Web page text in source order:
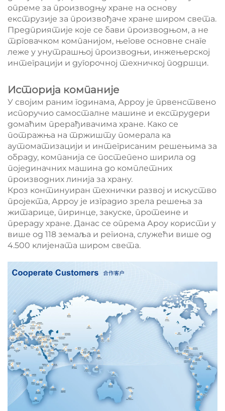
опреме за производњу хране на основу
екструзије за произвођаче хране широм света.
Предприятије које се бави производњом, а не
трговачком компанијом, његове основне снаге
леже у унутрашњој производњи, инжењерској
интеграцији и дугорочној техничкој подршци.
Историја компаније
У својим раним годинама, Арроу је првенствено
испоручио самосталне машине и екструдери
домаћим прерађивачима хране. Како се
потражња на тржишту померала ка
аутоматизацији и интегрисаним решењима за
обраду, компанија се постепено ширила од
појединачних машина до комплетних
производних линија за храну.
Кроз континуиран технички развој и искуство
пројекта, Арроу је изградио зрела решења за
житарице, пиринце, закуске, протеине и
прераду хране. Данас се опрема Ароу користи у
више од 118 земаља и региона, служећи више од
4.500 клијената широм света.